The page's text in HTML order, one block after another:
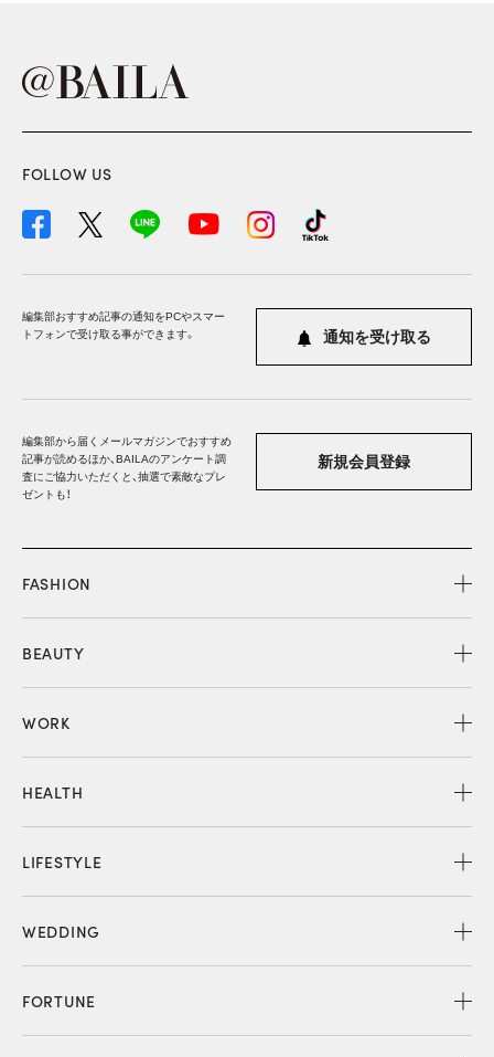
FOLLOW US
編集部おすすめ記事の通知をPCやスマー
トフォンで受け取る事ができます。
通知を受け取る
編集部から届くメールマガジンでおすすめ
記事が読めるほか、BAILAのアンケート調
査にご協力いただくと、抽選で素敵なプレ
ゼントも！
新規会員登録
FASHION
BEAUTY
WORK
HEALTH
LIFESTYLE
WEDDING
FORTUNE